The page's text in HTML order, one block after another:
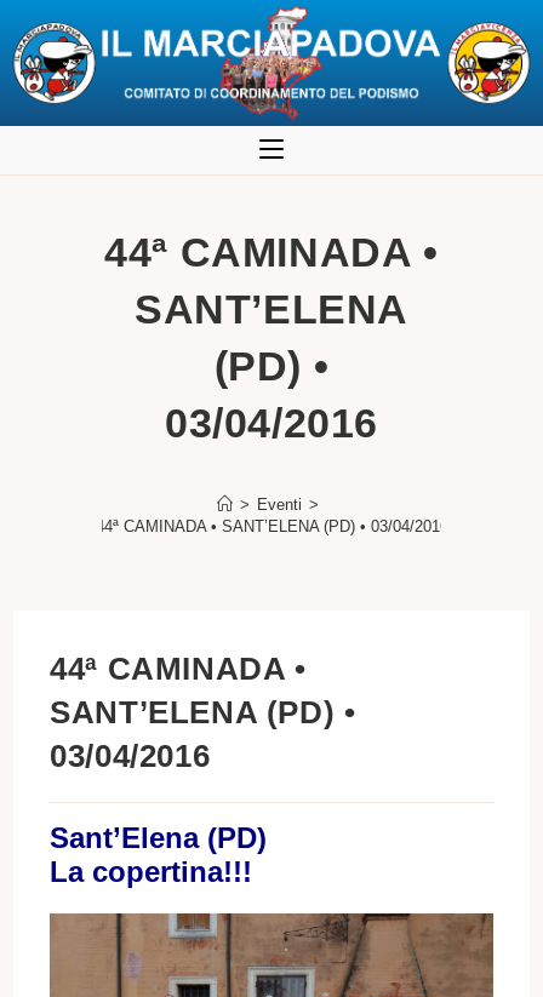
al
44ª CAMINADA •
SANT’ELENA
(PD) •
03/04/2016
> Eventi >
44ª CAMINADA • SANT’ELENA (PD) • 03/04/2016
44ª CAMINADA •
SANT’ELENA (PD) •
03/04/2016
Sant’Elena (PD)
La copertina!!!